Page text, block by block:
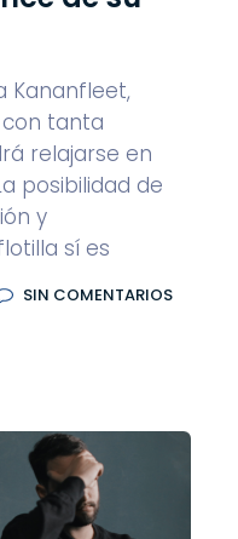
Kananfleet,
tanta
relajarse en
posibilidad de
y
sí es
SIN COMENTARIOS